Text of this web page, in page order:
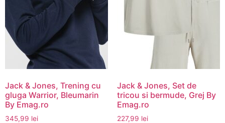
Jack & Jones, Trening cu
gluga Warrior, Bleumarin
By Emag.ro
345,99 lei
Jack & Jones, Set de
tricou si bermude, Grej By
Emag.ro
227,99 lei